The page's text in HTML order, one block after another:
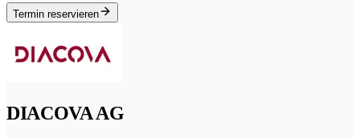
Termin reservieren
DIACOVA AG